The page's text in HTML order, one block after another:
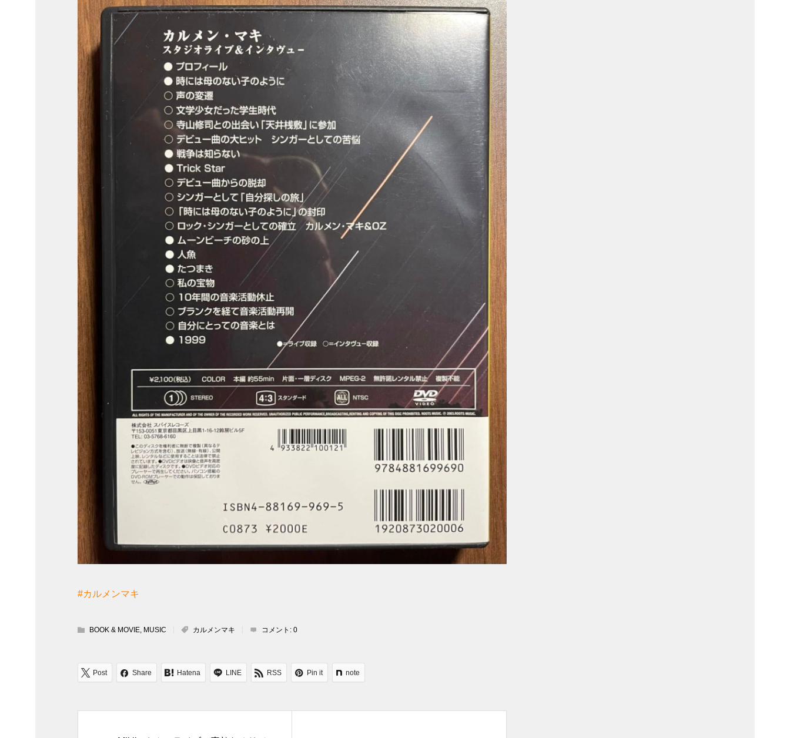
#カルメンマキ
BOOK & MOVIE MUSIC カルメンマキ コメント: 0
Post Share Hatena LINE RSS Pin it note